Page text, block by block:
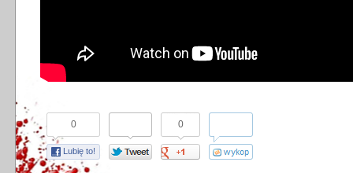
0
Lubię to!
0